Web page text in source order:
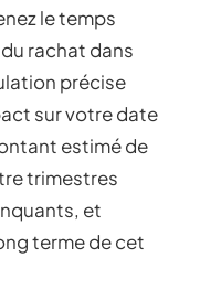
le temps
rachat dans
précise
sur votre date
estimé de
trimestres
et
terme de cet